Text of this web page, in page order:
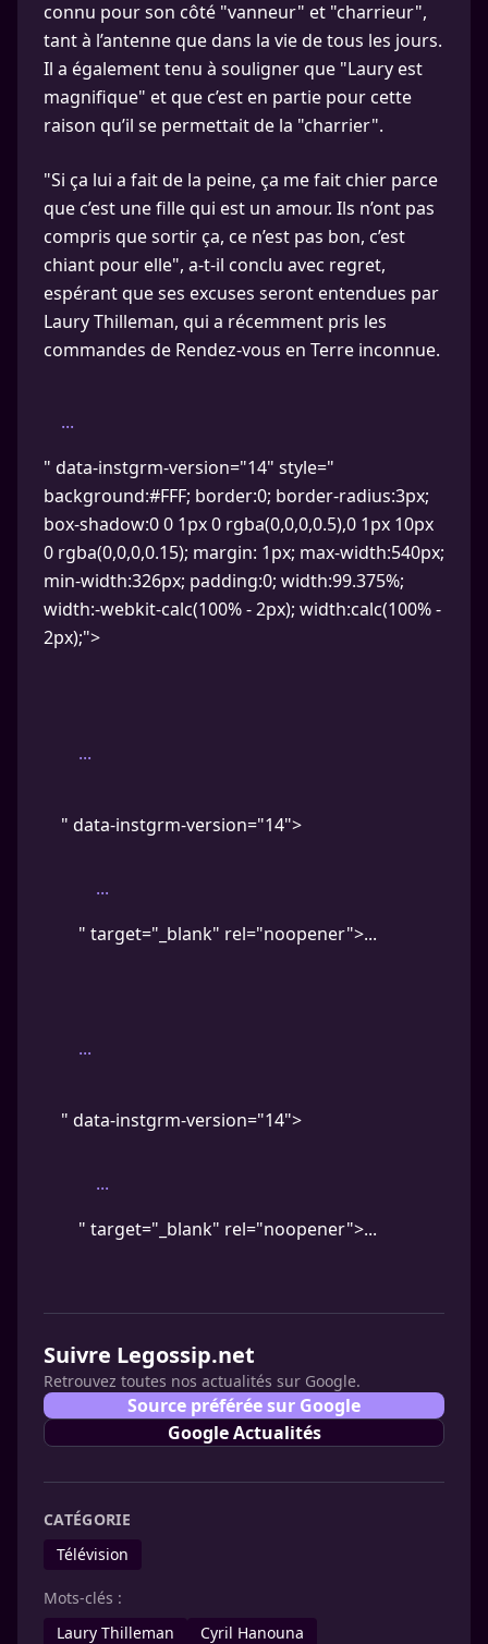
connu pour son côté "vanneur" et "charrieur",
tant à l’antenne que dans la vie de tous les jours.
Il a également tenu à souligner que "Laury est
magnifique" et que c’est en partie pour cette
raison qu’il se permettait de la "charrier".
"Si ça lui a fait de la peine, ça me fait chier parce
que c’est une fille qui est un amour. Ils n’ont pas
compris que sortir ça, ce n’est pas bon, c’est
chiant pour elle", a-t-il conclu avec regret,
espérant que ses excuses seront entendues par
Laury Thilleman, qui a récemment pris les
commandes de Rendez-vous en Terre inconnue.
...
" data-instgrm-version="14" style="
background:#FFF; border:0; border-radius:3px;
box-shadow:0 0 1px 0 rgba(0,0,0,0.5),0 1px 10px
0 rgba(0,0,0,0.15); margin: 1px; max-width:540px;
min-width:326px; padding:0; width:99.375%;
width:-webkit-calc(100% - 2px); width:calc(100% -
2px);">
...
" data-instgrm-version="14">
...
" target="_blank" rel="noopener">...
...
" data-instgrm-version="14">
...
" target="_blank" rel="noopener">...
Suivre Legossip.net
Retrouvez toutes nos actualités sur Google.
Source préférée sur Google
Google Actualités
CATÉGORIE
Télévision
Mots-clés :
Laury Thilleman
Cyril Hanouna